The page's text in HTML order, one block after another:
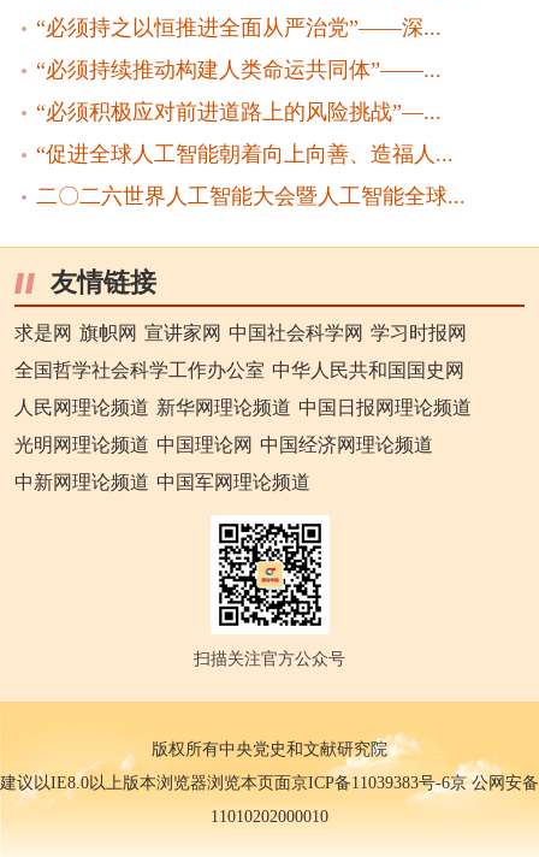
“必须持之以恒推进全面从严治党”——深...
“必须持续推动构建人类命运共同体”——...
“必须积极应对前进道路上的风险挑战”—...
“促进全球人工智能朝着向上向善、造福人...
二〇二六世界人工智能大会暨人工智能全球...
友情链接
求是网 旗帜网 宣讲家网 中国社会科学网 学习时报网
全国哲学社会科学工作办公室 中华人民共和国国史网
人民网理论频道 新华网理论频道 中国日报网理论频道
光明网理论频道 中国理论网 中国经济网理论频道
中新网理论频道 中国军网理论频道
扫描关注官方公众号
版权所有中央党史和文献研究院
建议以IE8.0以上版本浏览器浏览本页面京ICP备11039383号-6京 公网安备
11010202000010